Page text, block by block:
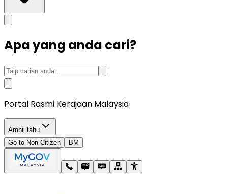
Apa yang anda cari?
Portal Rasmi Kerajaan Malaysia
Ambil tahu
Go to Non-Citizen
BM